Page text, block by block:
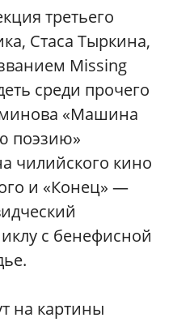
третьего
Стаса Тыркина,
Missing
среди прочего
«Машина
поэзию»
чилийского кино
и «Конец» —
с бенефисной
на картины